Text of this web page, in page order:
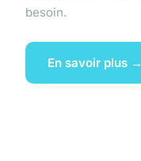
besoin.
En savoir plus →